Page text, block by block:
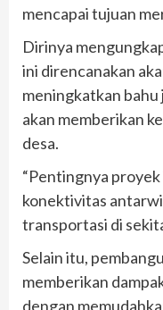
mencapai tujuan
Dirinya
ini direncanakan
meningkatkan bahu
akan memberikan
desa.
“Pentingnya
konektivitas
transportasi di
Selain itu,
memberikan
dengan